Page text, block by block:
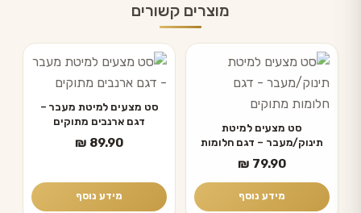
מוצרים קשורים
סט מצעים למיטת
תינוק/מעבר – דגם חלומות
מתוקים₪ 79.90
מידע נוסף
סט מצעים למיטת מעבר –
דגם ארנבים מתוקים
₪ 89.90
מידע נוסף